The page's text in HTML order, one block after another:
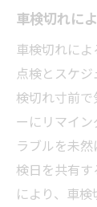
車検切れに
車検切れに
点検とスケ
検切れ寸前
ーにリマイ
ラブルを未
検日を共有
により、車